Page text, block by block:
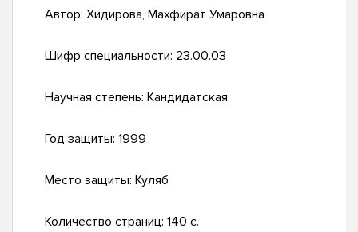
Автор: Хидирова, Махфират Умаровна
Шифр специальности: 23.00.03
Научная степень: Кандидатская
Год защиты: 1999
Место защиты: Куляб
Количество страниц: 140 с.